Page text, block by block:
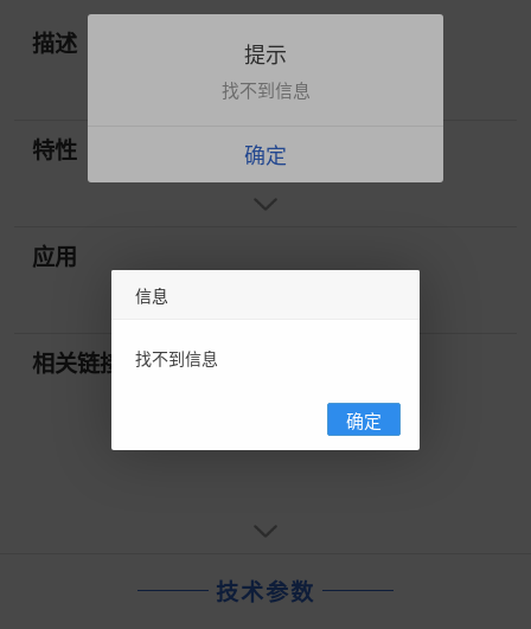
描述
特性
应用
相关链接
技术参数
提示
找不到信息
确定
信息
找不到信息
确定